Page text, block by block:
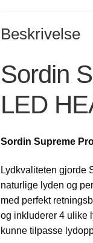
Beskrivelse
Sordin
LED
Sordin Supreme
Lydkvaliteten gjorde
naturlige lyden og
med perfekt
og inkluderer 4 ulike
kunne tilpasse